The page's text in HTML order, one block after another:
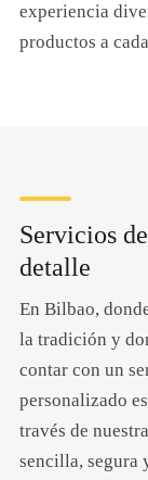
experiencia
productos a
Servicios
detalle
En Bilbao,
la tradición y
contar con un
personalizado
través de
sencilla, segura